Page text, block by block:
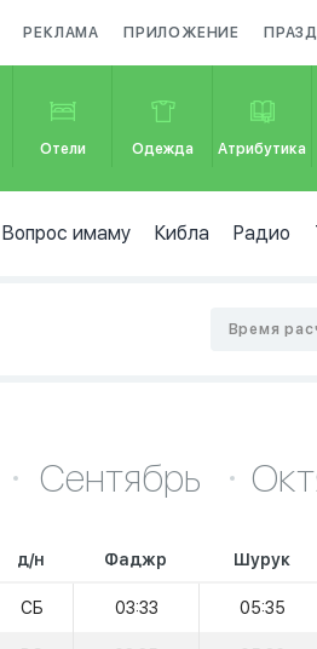
РЕКЛАМА ПРИЛОЖЕНИЕ
Отели Одежда Атрибутика
Вопрос имаму Кибла Радио
Время
Сентябрь
д/н Фаджр Шурук
СБ 03:33 05:35